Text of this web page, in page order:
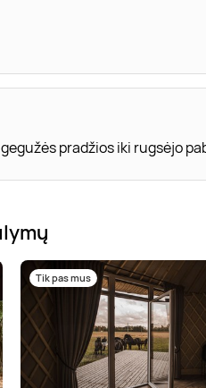
pradžios iki rugsėjo
Tik pas mus